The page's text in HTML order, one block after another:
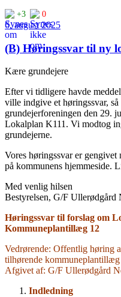
+3 0
6. august 2025
(B) Høringssvar til ny
Kære grundejere
Efter vi tidligere havde
ville indgive et høringssvar,
grundejerforeningen den 29.
Lokalplan K111. Vi modtog
grundejerne.
Vores høringssvar er
på kommunens hjemmeside.
Med venlig hilsen
Bestyrelsen, G/F Ullerødgård
Høringssvar til forslag om
Kommuneplantillæg 12
Vedrørende: Offentlig høring
tilhørende kommuneplantillæg
Afgivet af: G/F Ullerødgård
Indledning